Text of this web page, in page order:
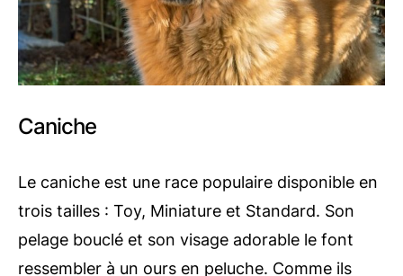
Caniche
Le caniche est une race populaire disponible en
trois tailles : Toy, Miniature et Standard. Son
pelage bouclé et son visage adorable le font
ressembler à un ours en peluche. Comme ils